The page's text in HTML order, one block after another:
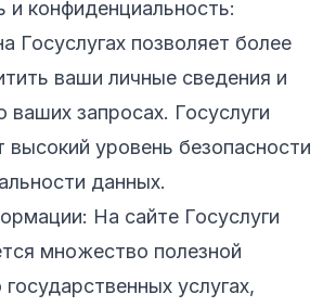
и конфиденциальность:
Госуслугах позволяет более
ваши личные сведения и
запросах. Госуслуги
высокий уровень безопасности
данных.
На сайте Госуслуги
множество полезной
услугах,